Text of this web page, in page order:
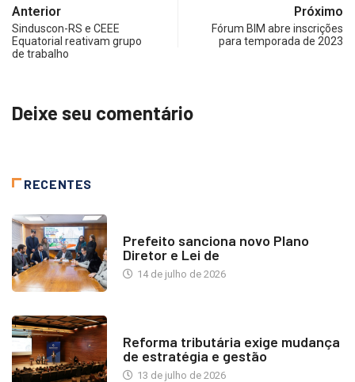
Anterior
Sinduscon-RS e CEEE
Equatorial reativam grupo
de trabalho
Próximo
Fórum BIM abre inscrições
para temporada de 2023
Deixe seu comentário
RECENTES
Prefeito sanciona novo Plano
Diretor e Lei de
14 de julho de 2026
Reforma tributária exige mudança
de estratégia e gestão
13 de julho de 2026